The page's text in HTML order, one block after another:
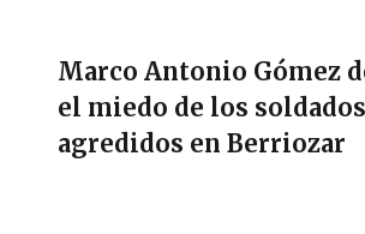
Marco Antonio Gómez
el miedo de los soldados
agredidos en Berriozar